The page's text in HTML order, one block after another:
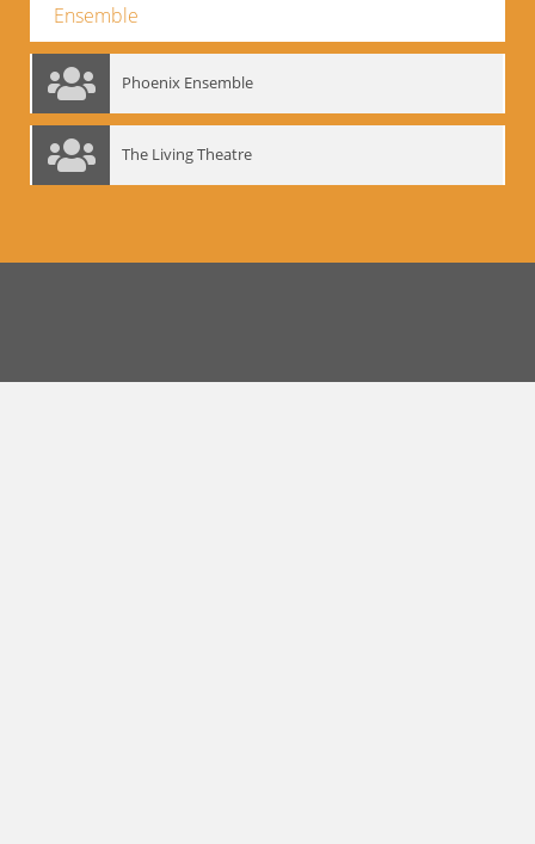
Ensemble
Phoenix Ensemble
The Living Theatre